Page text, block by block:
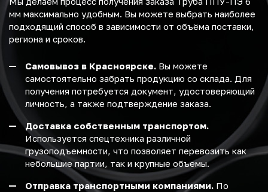
мм максимально удобным. Вы можете выбрать наиболее
подходящий способ в зависимости от объёма поставки,
региона и сроков.
Самовывоз в Красноярске. Вы можете
самостоятельно забрать продукцию со склада. Для
получения потребуется документ, удостоверяющий
личность, а также подтверждение заказа.
Доставка собственным транспортом.
Используется спецтехника различной
грузоподъемности, что позволяет перевозить как
небольшие партии, так и крупные объемы.
Отправка транспортными компаниями. По